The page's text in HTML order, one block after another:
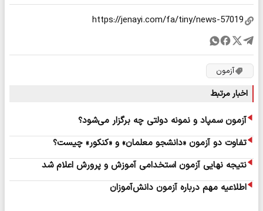
آزمون
اخبار مرتبط
آزمون سمپاد و نمونه دولتی چه برگزار می‌شود؟
تفاوت دو آزمون «دانشجو معلمان» و «کنکور» چیست؟
نتیجه نهایی آزمون استخدامی آموزش و پرورش اعلام شد
اطلاعیه مهم درباره آزمون دانش‌آموزان